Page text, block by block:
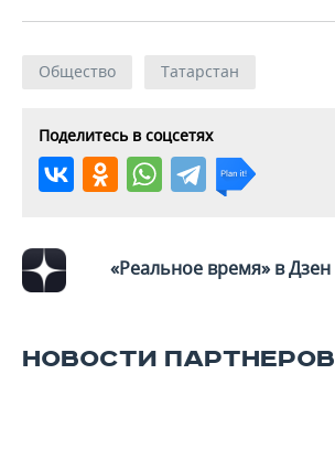
Общество Татарстан
Поделитесь в соцсетях
«Реальное время» в Дзен
НОВОСТИ ПАРТНЕРОВ